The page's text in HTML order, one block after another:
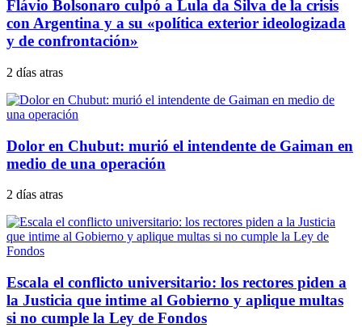
Flávio Bolsonaro culpó a Lula da Silva de la crisis
con Argentina y a su «política exterior ideologizada
y de confrontación»
2 días atras
Dolor en Chubut: murió el intendente de Gaiman en
medio de una operación
2 días atras
Escala el conflicto universitario: los rectores piden a
la Justicia que intime al Gobierno y aplique multas
si no cumple la Ley de Fondos